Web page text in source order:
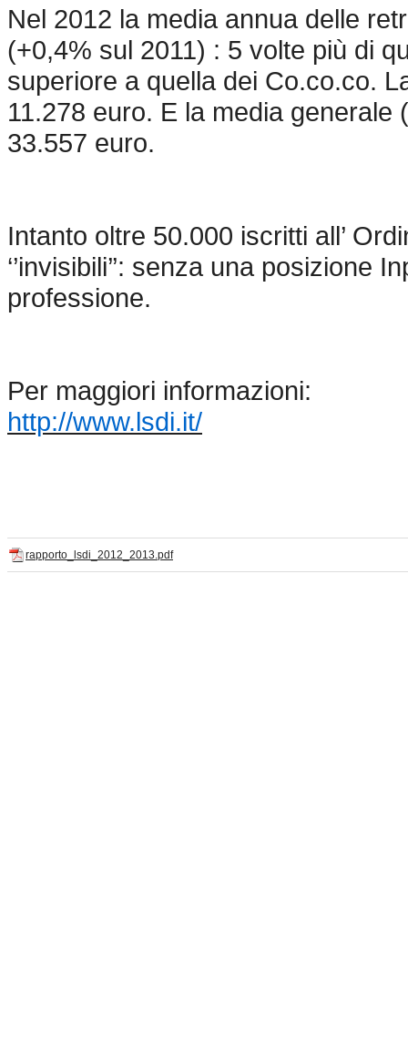
Nel 2012 la media annua delle
(+0,4% sul 2011) : 5 volte più di
superiore a quella dei Co.co.co.
11.278 euro. E la media
33.557 euro.
Intanto oltre 50.000 iscritti all’
‘’invisibili’’: senza una posizione
professione.
Per maggiori informazioni:
http://www.lsdi.it/
rapporto_lsdi_2012_2013.pdf